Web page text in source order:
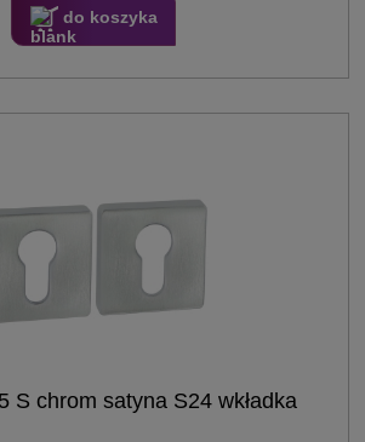
do koszyka
S chrom satyna S24 wkładka